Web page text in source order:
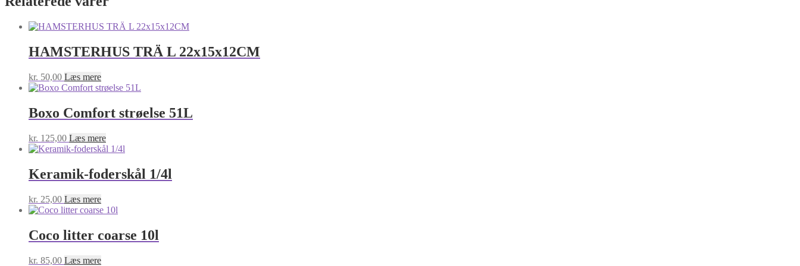
HAMSTERHUS TRÄ L 22x15x12CM
kr. 50,00 Læs mere
Boxo Comfort strøelse 51L
kr. 125,00 Læs mere
Keramik-foderskål 1/4l
kr. 25,00 Læs mere
Coco litter coarse 10l
kr. 85,00 Læs mere